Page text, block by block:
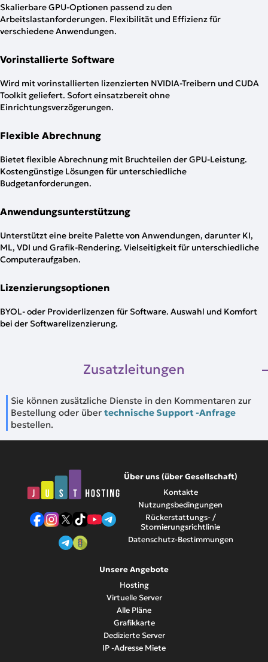
Skalierbare GPU-Optionen passend zu den
Arbeitslastanforderungen. Flexibilität und Effizienz für
verschiedene Anwendungen.
Vorinstallierte Software
Wird mit vorinstallierten lizenzierten NVIDIA-Treibern und CUDA
Toolkit geliefert. Sofort einsatzbereit ohne
Einrichtungsverzögerungen.
Flexible Abrechnung
Bietet flexible Abrechnung mit Bruchteilen der GPU-Leistung.
Kostengünstige Lösungen für unterschiedliche
Budgetanforderungen.
Anwendungsunterstützung
Unterstützt eine breite Palette von Anwendungen, darunter KI,
ML, VDI und Grafik-Rendering. Vielseitigkeit für unterschiedliche
Computeraufgaben.
Lizenzierungsoptionen
BYOL- oder Providerlizenzen für Software. Auswahl und Komfort
bei der Softwarelizenzierung.
Zusatzleitungen
Sie können zusätzliche Dienste in den Kommentaren zur
Bestellung oder über technische Support -Anfrage
bestellen.
Über uns (über Gesellschaft)
Kontakte
Nutzungsbedingungen
Rückerstattungs- /
Stornierungsrichtlinie
Datenschutz-Bestimmungen
Unsere Angebote
Hosting
Virtuelle Server
Alle Pläne
Grafikkarte
Dedizierte Server
IP -Adresse Miete